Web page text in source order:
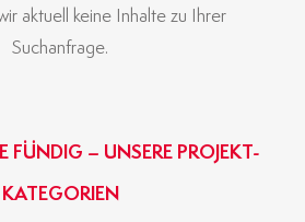
aktuell keine Inhalte zu Ihrer
Suchanfrage.
FÜNDIG – UNSERE PROJEKT-
KATEGORIEN